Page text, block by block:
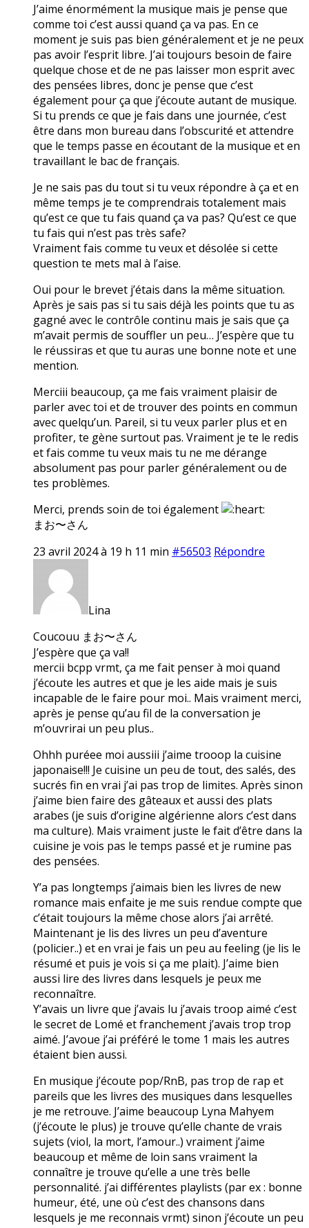
J’aime énormément la musique mais je pense que
comme toi c’est aussi quand ça va pas. En ce
moment je suis pas bien généralement et je ne peux
pas avoir l’esprit libre. J’ai toujours besoin de faire
quelque chose et de ne pas laisser mon esprit avec
des pensées libres, donc je pense que c’est
également pour ça que j’écoute autant de musique.
Si tu prends ce que je fais dans une journée, c’est
être dans mon bureau dans l’obscurité et attendre
que le temps passe en écoutant de la musique et en
travaillant le bac de français.
Je ne sais pas du tout si tu veux répondre à ça et en
même temps je te comprendrais totalement mais
qu’est ce que tu fais quand ça va pas? Qu’est ce que
tu fais qui n’est pas très safe?
Vraiment fais comme tu veux et désolée si cette
question te mets mal à l’aise.
Oui pour le brevet j’étais dans la même situation.
Après je sais pas si tu sais déjà les points que tu as
gagné avec le contrôle continu mais je sais que ça
m’avait permis de souffler un peu… J’espère que tu
le réussiras et que tu auras une bonne note et une
mention.
Merciii beaucoup, ça me fais vraiment plaisir de
parler avec toi et de trouver des points en commun
avec quelqu’un. Pareil, si tu veux parler plus et en
profiter, te gène surtout pas. Vraiment je te le redis
et fais comme tu veux mais tu ne me dérange
absolument pas pour parler généralement ou de
tes problèmes.
Merci, prends soin de toi également
まお〜さん
23 avril 2024 à 19 h 11 min #56503 Répondre
Lina
Coucouu まお〜さん
J’espère que ça va!!
mercii bcpp vrmt, ça me fait penser à moi quand
j’écoute les autres et que je les aide mais je suis
incapable de le faire pour moi.. Mais vraiment merci,
après je pense qu’au fil de la conversation je
m’ouvrirai un peu plus..
Ohhh puréee moi aussiii j’aime trooop la cuisine
japonaise!!! Je cuisine un peu de tout, des salés, des
sucrés fin en vrai j’ai pas trop de limites. Après sinon
j’aime bien faire des gâteaux et aussi des plats
arabes (je suis d’origine algérienne alors c’est dans
ma culture). Mais vraiment juste le fait d’être dans la
cuisine je vois pas le temps passé et je rumine pas
des pensées.
Y’a pas longtemps j’aimais bien les livres de new
romance mais enfaite je me suis rendue compte que
c’était toujours la même chose alors j’ai arrêté.
Maintenant je lis des livres un peu d’aventure
(policier..) et en vrai je fais un peu au feeling (je lis le
résumé et puis je vois si ça me plait). J’aime bien
aussi lire des livres dans lesquels je peux me
reconnaître.
Y’avais un livre que j’avais lu j’avais troop aimé c’est
le secret de Lomé et franchement j’avais trop trop
aimé. J’avoue j’ai préféré le tome 1 mais les autres
étaient bien aussi.
En musique j’écoute pop/RnB, pas trop de rap et
pareils que les livres des musiques dans lesquelles
je me retrouve. J’aime beaucoup Lyna Mahyem
(j’écoute le plus) je trouve qu’elle chante de vrais
sujets (viol, la mort, l’amour..) vraiment j’aime
beaucoup et même de loin sans vraiment la
connaître je trouve qu’elle a une très belle
personnalité. j’ai différentes playlists (par ex : bonne
humeur, été, une où c’est des chansons dans
lesquels je me reconnais vrmt) sinon j’écoute un peu